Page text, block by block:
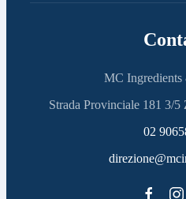
MC Ingredients
Strada Provinciale 181 3/
02